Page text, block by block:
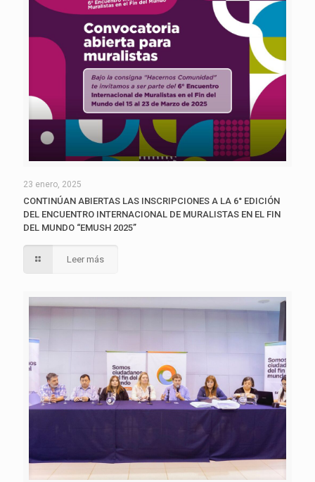
23 enero, 2025
CONTINÚAN ABIERTAS LAS INSCRIPCIONES A LA 6° EDICIÓN
DEL ENCUENTRO INTERNACIONAL DE MURALISTAS EN EL FIN
DEL MUNDO “EMUSH 2025”
Leer más